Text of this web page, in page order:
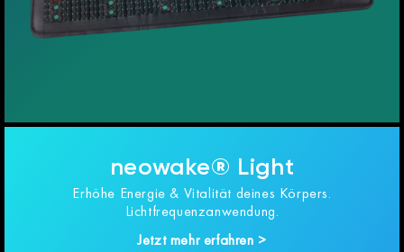
neowake® Light
Erhöhe Energie & Vitalität deines Körpers.
Lichtfrequenzanwendung.
Jetzt mehr erfahren >